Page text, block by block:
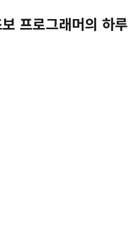
프로그래머의 하루